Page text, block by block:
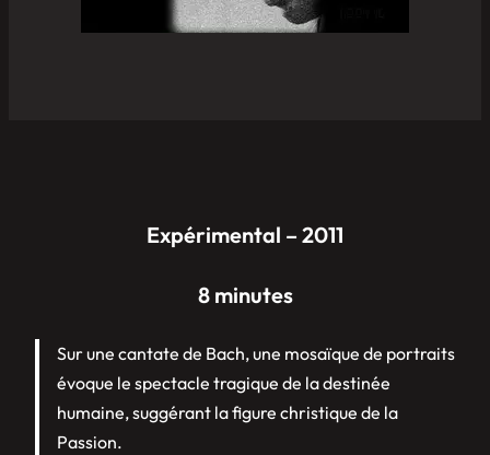
Expérimental – 2011
8 minutes
Sur une cantate de Bach, une mosaïque de portraits
évoque le spectacle tragique de la destinée
humaine, suggérant la figure christique de la
Passion.